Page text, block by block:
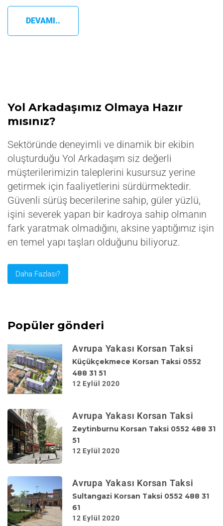
DEVAMI..
Yol Arkadaşımız Olmaya Hazır
mısınız?
Sektöründe deneyimli ve dinamik bir ekibin
oluşturduğu Yol Arkadaşım siz değerli
müşterilerimizin taleplerini kusursuz yerine
getirmek için faaliyetlerini sürdürmektedir.
Güvenli sürüş becerilerine sahip, güler yüzlü,
işini severek yapan bir kadroya sahip olmanın
fark yaratmak olmadığını, aksine yaptığımız işin
en temel yapı taşları olduğunu biliyoruz.
Daha Fazlası?
Popüler gönderi
Avrupa Yakası Korsan Taksi
Küçükçekmece Korsan Taksi 0552
488 31 51
12 Eylül 2020
Avrupa Yakası Korsan Taksi
Zeytinburnu Korsan Taksi 0552 488 31
51
12 Eylül 2020
Avrupa Yakası Korsan Taksi
Sultangazi Korsan Taksi 0552 488 31
61
12 Eylül 2020